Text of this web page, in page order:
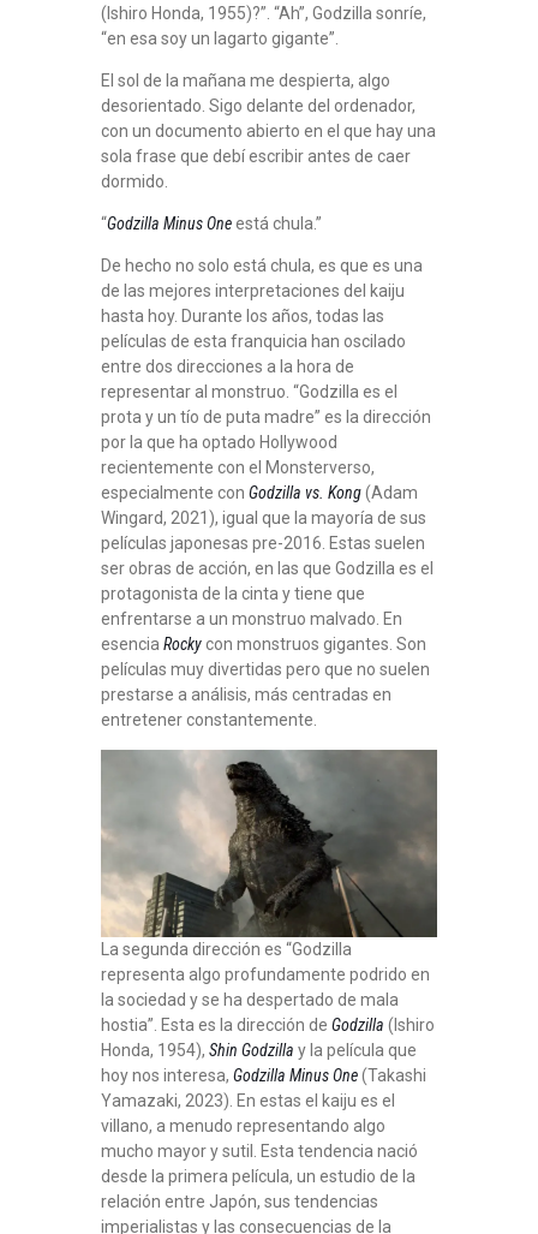
(Ishiro Honda, 1955)?”. “Ah”, Godzilla sonríe,
“en esa soy un lagarto gigante”.
El sol de la mañana me despierta, algo
desorientado. Sigo delante del ordenador,
con un documento abierto en el que hay una
sola frase que debí escribir antes de caer
dormido.
“Godzilla Minus Oneestá chula.”
De hecho no solo está chula, es que es una
de las mejores interpretaciones del kaiju
hasta hoy. Durante los años, todas las
películas de esta franquicia han oscilado
entre dos direcciones a la hora de
representar al monstruo. “Godzilla es el
prota y un tío de puta madre” es la dirección
por la que ha optado Hollywood
recientemente con el Monsterverso,
especialmente con Godzilla vs. Kong(Adam
Wingard, 2021), igual que la mayoría de sus
películas japonesas pre-2016. Estas suelen
ser obras de acción, en las que Godzilla es el
protagonista de la cinta y tiene que
enfrentarse a un monstruo malvado. En
esenciaRockycon monstruos gigantes. Son
películas muy divertidas pero que no suelen
prestarse a análisis, más centradas en
entretener constantemente.
La segunda dirección es “Godzilla
representa algo profundamente podrido en
la sociedad y se ha despertado de mala
hostia”. Esta es la dirección de Godzilla (Ishiro
Honda, 1954), Shin Godzilla y la película que
hoy nos interesa, Godzilla Minus One(Takashi
Yamazaki, 2023). En estas el kaiju es el
villano, a menudo representando algo
mucho mayor y sutil. Esta tendencia nació
desde la primera película, un estudio de la
relación entre Japón, sus tendencias
imperialistas y las consecuencias de la